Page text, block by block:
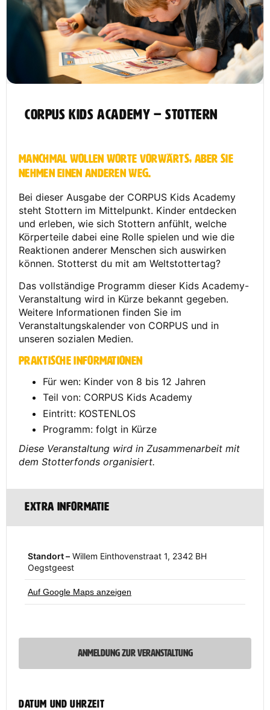
CORPUS Kids Academy – Stottern
Manchmal wollen Worte vorwärts, aber sie
nehmen einen anderen Weg.
Bei dieser Ausgabe der CORPUS Kids Academy
steht Stottern im Mittelpunkt. Kinder entdecken
und erleben, wie sich Stottern anfühlt, welche
Körperteile dabei eine Rolle spielen und wie die
Reaktionen anderer Menschen sich auswirken
können. Stotterst du mit am Weltstottertag?
Das vollständige Programm dieser Kids Academy-
Veranstaltung wird in Kürze bekannt gegeben.
Weitere Informationen finden Sie im
Veranstaltungskalender von CORPUS und in
unseren sozialen Medien.
Praktische Informationen
Für wen: Kinder von 8 bis 12 Jahren
Teil von: CORPUS Kids Academy
Eintritt: KOSTENLOS
Programm: folgt in Kürze
Diese Veranstaltung wird in Zusammenarbeit mit
dem Stotterfonds organisiert.
Standort – Willem Einthovenstraat 1, 2342 BH
Oegstgeest
Auf Google Maps anzeigen
ANMELDUNG ZUR VERANSTALTUNG
Datum und Uhrzeit